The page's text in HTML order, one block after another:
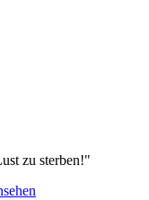
zu sterben!"